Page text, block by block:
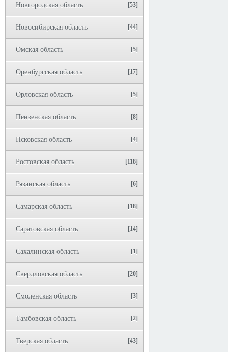
Новгородская область [53]
Новосибирская область [44]
Омская область [5]
Оренбургская область [17]
Орловская область [5]
Пензенская область [8]
Псковская область [4]
Ростовская область [118]
Рязанская область [6]
Самарская область [18]
Саратовская область [14]
Сахалинская область [1]
Свердловская область [20]
Смоленская область [3]
Тамбовская область [2]
Тверская область [43]